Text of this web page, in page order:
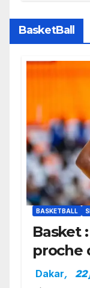
BasketBall
BASKETBALL
Basket
proche
avec
Dakar, 22